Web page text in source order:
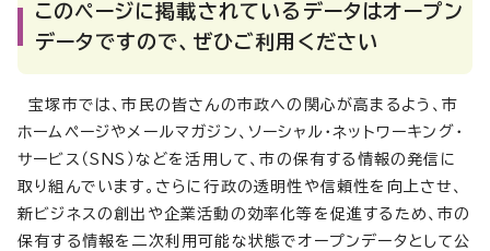
このページに掲載されているデータはオープン
データですので、ぜひご利用ください
宝塚市では、市民の皆さんの市政への関心が高まるよう、市
ホームページやメールマガジン、ソーシャル・ネットワーキング・
サービス（SNS）などを活用して、市の保有する情報の発信に
取り組んでいます。さらに行政の透明性や信頼性を向上させ、
新ビジネスの創出や企業活動の効率化等を促進するため、市の
保有する情報を二次利用可能な状態でオープンデータとして公